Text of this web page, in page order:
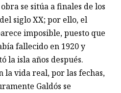
se sitúa a finales de los
siglo XX; por ello, el
imposible, puesto que
fallecido en 1920 y
la isla años después.
la vida real, por las fechas,
Galdós se